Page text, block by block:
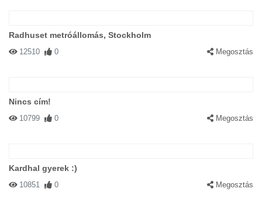
Radhuset metróállomás, Stockholm
12510 0 Megosztás
Nincs cím!
10799 0 Megosztás
Kardhal gyerek :)
10851 0 Megosztás